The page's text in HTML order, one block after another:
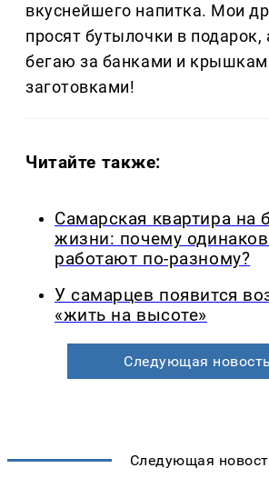
вкуснейшего напитка. Мои
просят бутылочки в
бегаю за банками и
заготовками!
Читайте также:
Самарская квартира на
жизни: почему
работают по-разному?
У самарцев появится
«жить на высоте»
Следующая
Следующая